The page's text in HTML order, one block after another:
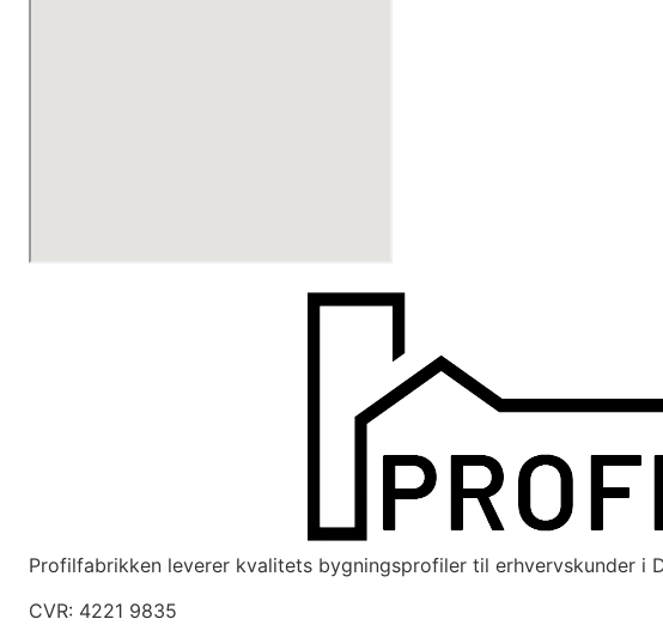
Profilfabrikken leverer kvalitets bygningsprofiler til erhvervskunder i
CVR: 4221 9835